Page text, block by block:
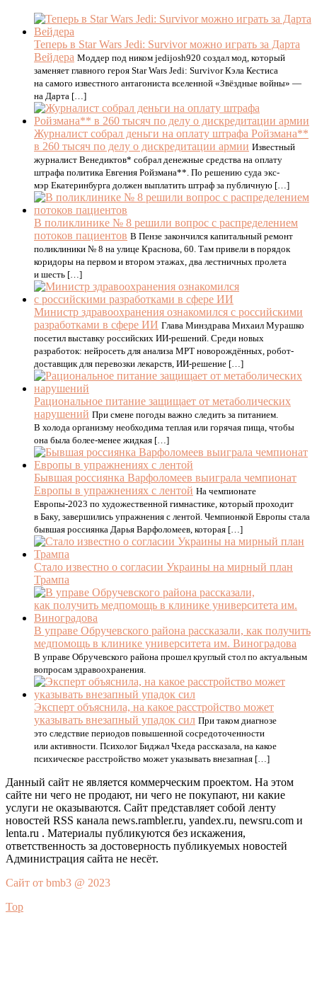
Теперь в Star Wars Jedi: Survivor можно играть за Дарта
Вейдера Моддер под ником jedijosh920 создал мод, который
заменяет главного героя Star Wars Jedi: Survivor Кэла Кестиса
на самого известного антагониста вселенной «Звёздные войны» —
на Дарта […]
Журналист собрал деньги на оплату штрафа Ройзмана**
в 260 тысяч по делу о дискредитации армии Известный
журналист Венедиктов* собрал денежные средства на оплату
штрафа политика Евгения Ройзмана**. По решению суда экс-
мэр Екатеринбурга должен выплатить штраф за публичную […]
В поликлинике № 8 решили вопрос с распределением
потоков пациентов В Пензе закончился капитальный ремонт
поликлиники № 8 на улице Краснова, 60. Там привели в порядок
коридоры на первом и втором этажах, два лестничных пролета
и шесть […]
Министр здравоохранения ознакомился с российскими
разработками в сфере ИИ Глава Минздрава Михаил Мурашко
посетил выставку российских ИИ-решений. Среди новых
разработок: нейросеть для анализа МРТ новорождённых, робот-
доставщик для перевозки лекарств, ИИ-решение […]
Рациональное питание защищает от метаболических
нарушений При смене погоды важно следить за питанием.
В холода организму необходима теплая или горячая пища, чтобы
она была более-менее жидкая […]
Бывшая россиянка Варфоломеев выиграла чемпионат
Европы в упражнениях с лентой На чемпионате
Европы-2023 по художественной гимнастике, который проходит
в Баку, завершились упражнения с лентой. Чемпионкой Европы стала
бывшая россиянка Дарья Варфоломеев, которая […]
Стало известно о согласии Украины на мирный план
Трампа
В управе Обручевского района рассказали, как получить
медпомощь в клинике университета им. Виноградова
В управе Обручевского района прошел круглый стол по актуальным
вопросам здравоохранения.
Эксперт объяснила, на какое расстройство может
указывать внезапный упадок сил При таком диагнозе
это следствие периодов повышенной сосредоточенности
или активности. Психолог Биджал Чхеда рассказала, на какое
психическое расстройство может указывать внезапная […]
Данный сайт не является коммерческим проектом. На этом
сайте ни чего не продают, ни чего не покупают, ни какие
услуги не оказываются. Сайт представляет собой ленту
новостей RSS канала news.rambler.ru, yandex.ru, newsru.com и
lenta.ru . Материалы публикуются без искажения,
ответственность за достоверность публикуемых новостей
Администрация сайта не несёт.
Сайт от bmb3 @ 2023
Top